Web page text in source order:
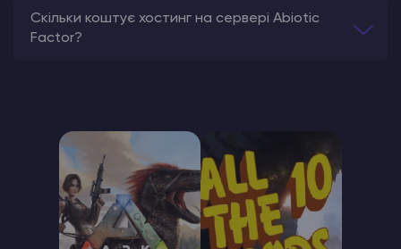
Скільки коштує хостинг на сервері Abiotic
Factor?